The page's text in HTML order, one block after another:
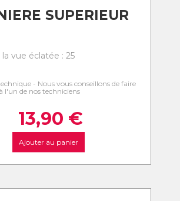
SUPERIEUR
vue éclatée : 25
- Nous vous conseillons de faire
l'un de nos techniciens
13,90 €
Ajouter au panier